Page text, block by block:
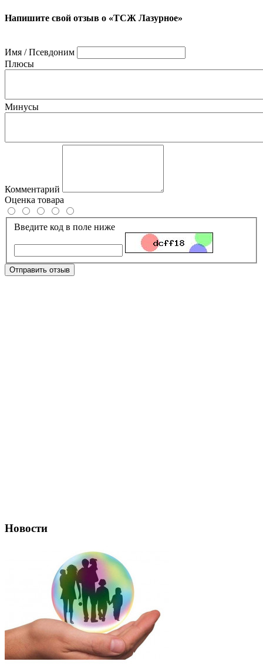
Напишите свой отзыв о «ТСЖ Лазурное»
Имя / Псевдоним
Плюсы
Минусы
Комментарий
Оценка товара
Введите код в поле ниже
Отправить отзыв
Новости